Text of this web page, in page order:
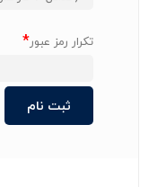
تکرار رمز عبور*